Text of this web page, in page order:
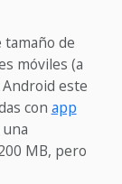
de
móviles (a
este
con app
MB, pero